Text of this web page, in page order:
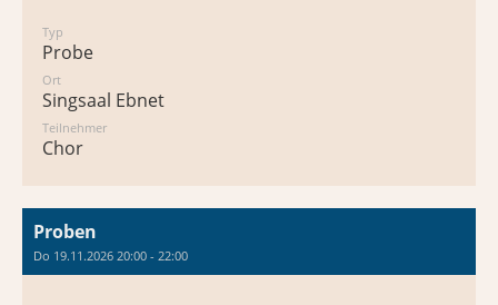
Typ
Probe
Ort
Singsaal Ebnet
Teilnehmer
Chor
Proben
Do 19.11.2026 20:00 - 22:00